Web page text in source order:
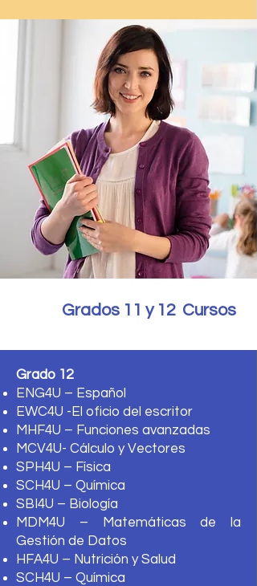
Grados 11 y 12 Cursos
Grado 12
ENG4U – Español
EWC4U -El oficio del escritor
MHF4U – Funciones avanzadas
MCV4U- Cálculo y Vectores
SPH4U – Física
SCH4U – Química
SBI4U – Biología
MDM4U – Matemáticas de la
Gestión de Datos
HFA4U – Nutrición y Salud
SCH4U – Química